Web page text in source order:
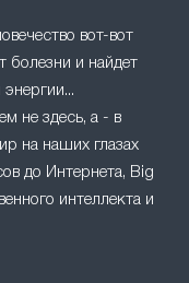
вот-вот
болезни и найдет
не здесь, а - в
на наших глазах
до Интернета, Big
интеллекта и